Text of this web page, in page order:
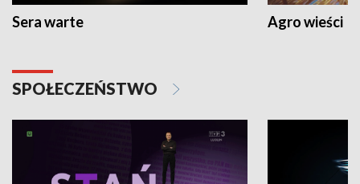
Sera warte Agro wieści
SPOŁECZEŃSTWO